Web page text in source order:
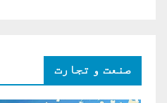
صنعت و تجارت